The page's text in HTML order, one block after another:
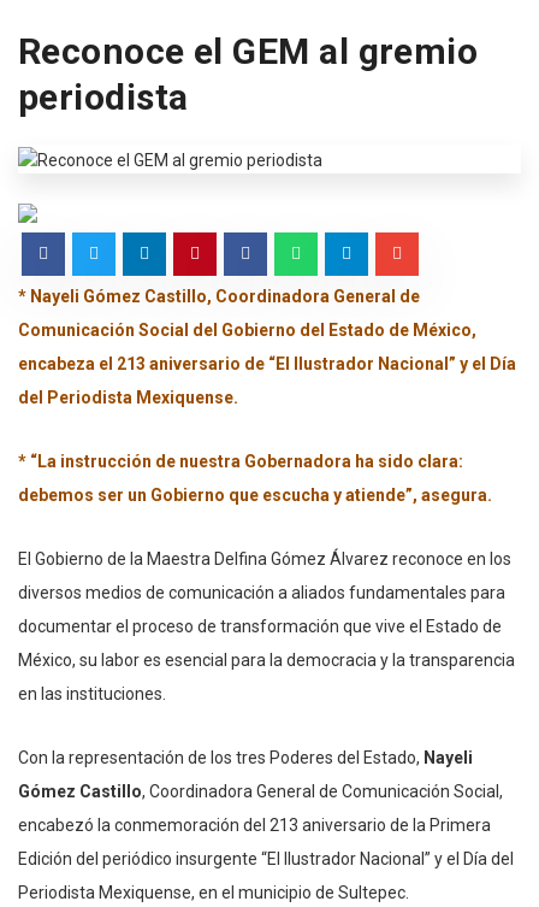
Reconoce el GEM al gremio
periodista
* Nayeli Gómez Castillo, Coordinadora General de
Comunicación Social del Gobierno del Estado de México,
encabeza el 213 aniversario de “El Ilustrador Nacional” y el Día
del Periodista Mexiquense.
* “La instrucción de nuestra Gobernadora ha sido clara:
debemos ser un Gobierno que escucha y atiende”, asegura.
El Gobierno de la Maestra Delfina Gómez Álvarez reconoce en los
diversos medios de comunicación a aliados fundamentales para
documentar el proceso de transformación que vive el Estado de
México, su labor es esencial para la democracia y la transparencia
en las instituciones.
Con la representación de los tres Poderes del Estado, Nayeli
Gómez Castillo, Coordinadora General de Comunicación Social,
encabezó la conmemoración del 213 aniversario de la Primera
Edición del periódico insurgente “El Ilustrador Nacional” y el Día del
Periodista Mexiquense, en el municipio de Sultepec.